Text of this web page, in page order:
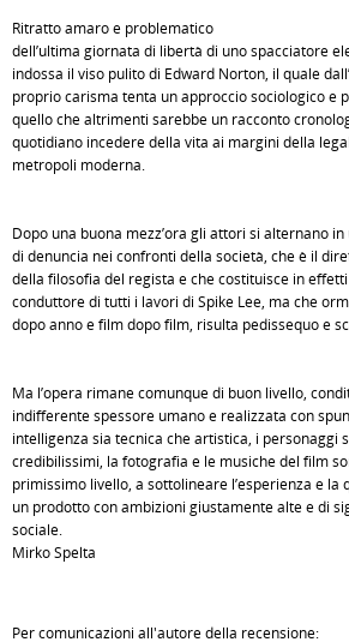
Ritratto amaro e problematico
dell’ultima giornata di libertà di uno spacciatore
indossa il viso pulito di Edward Norton, il quale
proprio carisma tenta un approccio sociologico e
quello che altrimenti sarebbe un racconto
quotidiano incedere della vita ai margini della
metropoli moderna.
Dopo una buona mezz’ora gli attori si alternano
di denuncia nei confronti della società, che è il
della filosofia del regista e che costituisce in
conduttore di tutti i lavori di Spike Lee, ma che
dopo anno e film dopo film, risulta pedissequo e
Ma l’opera rimane comunque di buon livello,
indifferente spessore umano e realizzata con
intelligenza sia tecnica che artistica, i personaggi
credibilissimi, la fotografia e le musiche del film
primissimo livello, a sottolineare l’esperienza e la
un prodotto con ambizioni giustamente alte e di
sociale.
Mirko Spelta
Per comunicazioni all'autore della recensione: